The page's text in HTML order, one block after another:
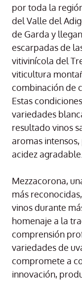
por toda la
del Valle del
de Garda y
escarpadas de
vitivinícola del
viticultura
combinación de
Estas
variedades
resultado vinos
aromas
acidez agradable.
Mezzacorona,
más
vinos durante
homenaje a la
comprensión
variedades de
compromete a
innovación,